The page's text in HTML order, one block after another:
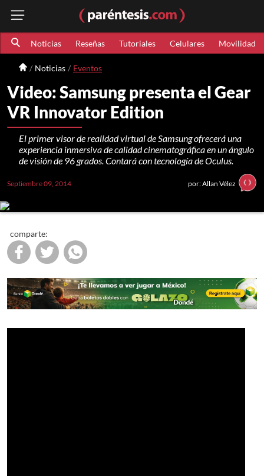
Noticias Reseñas Tutoriales Celulares Movilidad
Noticias Eventos
Video: Samsung presenta el Gear
VR Innovator Edition
El primer visor de realidad virtual de Samsung ofrecerá una
experiencia inmersiva de calidad cinematográfica en un ángulo
de visión de 96 grados. Contará con tecnología de Oculus.
Septiembre 09, 2014 por: Allan Vélez
comparte: